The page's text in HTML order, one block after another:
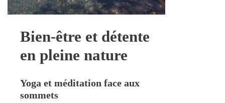
Bien-être et détente
en pleine nature
Yoga et méditation face aux
sommets